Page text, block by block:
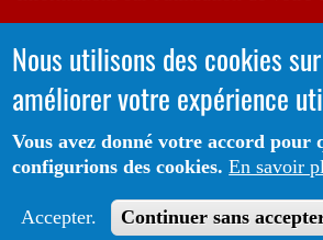
Voir le guide
Autrice de l'illustration en bannière:
Portail CoLibris® - Copyright© 2026 -
droits réservés -Protection des
Légales
Nous utilisons des cookies
améliorer votre expérience
Vous avez donné votre accord pour
configurions des cookies. En savoir
Accepter. Continuer sans